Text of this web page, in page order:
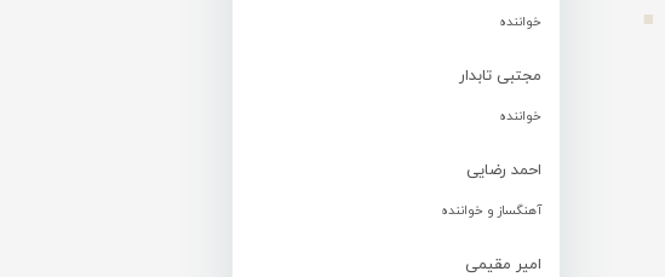
خواننده
مجتبی تابدار
خواننده
احمد رضایی
آهنگساز و خواننده
امیر مقیمی